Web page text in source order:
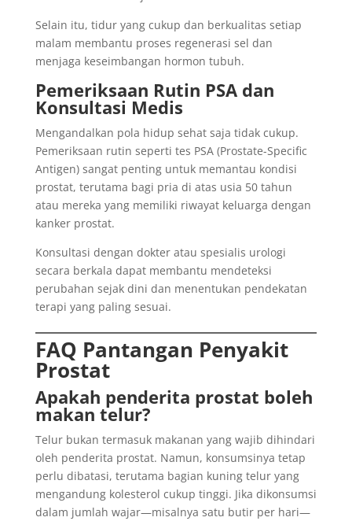
Selain itu, tidur yang cukup dan berkualitas setiap
malam membantu proses regenerasi sel dan
menjaga keseimbangan hormon tubuh.
Pemeriksaan Rutin PSA dan
Konsultasi Medis
Mengandalkan pola hidup sehat saja tidak cukup.
Pemeriksaan rutin seperti tes PSA (Prostate-Specific
Antigen) sangat penting untuk memantau kondisi
prostat, terutama bagi pria di atas usia 50 tahun
atau mereka yang memiliki riwayat keluarga dengan
kanker prostat.
Konsultasi dengan dokter atau spesialis urologi
secara berkala dapat membantu mendeteksi
perubahan sejak dini dan menentukan pendekatan
terapi yang paling sesuai.
FAQ Pantangan Penyakit
Prostat
Apakah penderita prostat boleh
makan telur?
Telur bukan termasuk makanan yang wajib dihindari
oleh penderita prostat. Namun, konsumsinya tetap
perlu dibatasi, terutama bagian kuning telur yang
mengandung kolesterol cukup tinggi. Jika dikonsumsi
dalam jumlah wajar—misalnya satu butir per hari—